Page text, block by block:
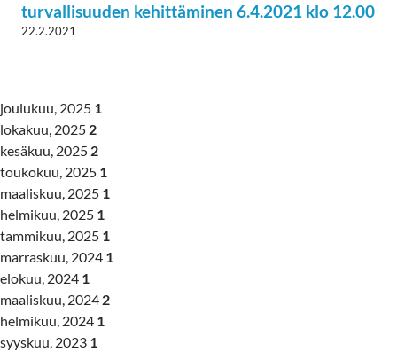
turvallisuuden kehittäminen 6.4.2021 klo 12.00
22.2.2021
joulukuu, 2025 1
lokakuu, 2025 2
kesäkuu, 2025 2
toukokuu, 2025 1
maaliskuu, 2025 1
helmikuu, 2025 1
tammikuu, 2025 1
marraskuu, 2024 1
elokuu, 2024 1
maaliskuu, 2024 2
helmikuu, 2024 1
syyskuu, 2023 1